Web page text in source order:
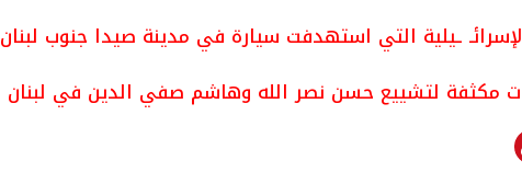
ـيلية التي استهدفت سيارة في مدينة صيدا جنوب لبنان
مكثفة لتشييع حسن نصر الله وهاشم صفي الدين في لبنان